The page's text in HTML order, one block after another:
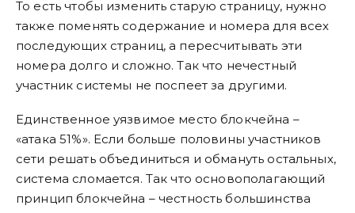
То есть чтобы изменить старую страницу, нужно
также поменять содержание и номера для всех
последующих страниц, а пересчитывать эти
номера долго и сложно. Так что нечестный
участник системы не поспеет за другими.
Единственное уязвимое место блокчейна –
«атака 51%». Если больше половины участников
сети решать объединиться и обмануть остальных,
система сломается. Так что основополагающий
принцип блокчейна – честность большинства